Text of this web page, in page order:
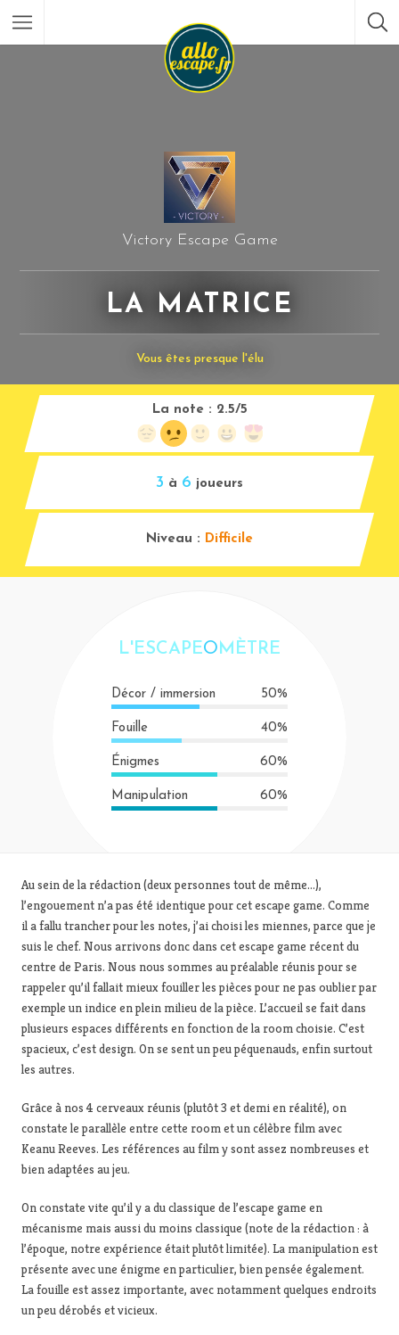
Victory Escape Game
LA MATRICE
Vous êtes presque l'élu
3 à 6 joueurs
La note : 2.5/5
Niveau : Difficile
L'ESCAPEOMÈTRE
Décor / immersion 50%
Fouille 40%
Énigmes 60%
Manipulation 60%
Au sein de la rédaction (deux personnes tout de même…),
l’engouement n’a pas été identique pour cet escape game. Comme
il a fallu trancher pour les notes, j’ai choisi les miennes, parce que je
suis le chef. Nous arrivons donc dans cet escape game récent du
centre de Paris. Nous nous sommes au préalable réunis pour se
rappeler qu’il fallait mieux fouiller les pièces pour ne pas oublier par
exemple un indice en plein milieu de la pièce. L’accueil se fait dans
plusieurs espaces différents en fonction de la room choisie. C’est
spacieux, c’est design. On se sent un peu péquenauds, enfin surtout
les autres.
Grâce à nos 4 cerveaux réunis (plutôt 3 et demi en réalité), on
constate le parallèle entre cette room et un célèbre film avec
Keanu Reeves. Les références au film y sont assez nombreuses et
bien adaptées au jeu.
On constate vite qu’il y a du classique de l’escape game en
mécanisme mais aussi du moins classique (note de la rédaction : à
l’époque, notre expérience était plutôt limitée). La manipulation est
présente avec une énigme en particulier, bien pensée également.
La fouille est assez importante, avec notamment quelques endroits
un peu dérobés et vicieux.